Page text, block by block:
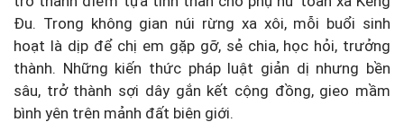
Đu. Trong không gian núi rừng xa xôi, mỗi buổi sinh
hoạt là dịp để chị em gặp gỡ, sẻ chia, học hỏi, trưởng
thành. Những kiến thức pháp luật giản dị nhưng bền
sâu, trở thành sợi dây gắn kết cộng đồng, gieo mầm
bình yên trên mảnh đất biên giới.